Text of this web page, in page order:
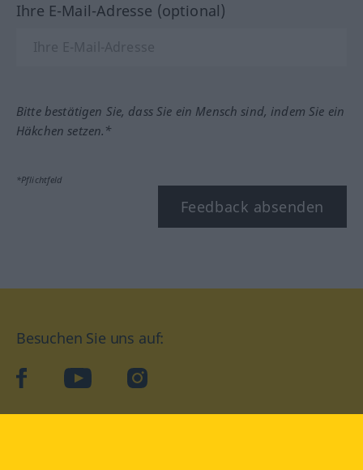
Ihre E-Mail-Adresse (optional)
Bitte bestätigen Sie, dass Sie ein Mensch sind, indem Sie ein
Häkchen setzen.*
*Pflichtfeld
Feedback absenden
Besuchen Sie uns auf:
facebookYouTube Instagram